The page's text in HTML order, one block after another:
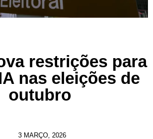
restrições para
nas eleições de
outubro
3 MARÇO, 2026